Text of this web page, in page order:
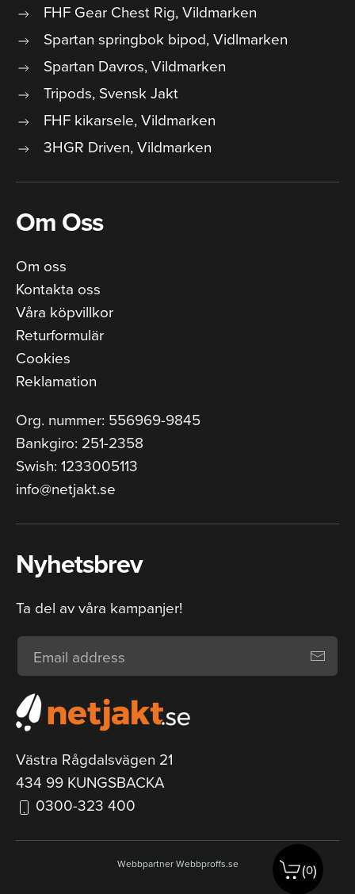
FHF Gear Chest Rig, Vildmarken
Spartan springbok bipod, Vidlmarken
Spartan Davros, Vildmarken
Tripods, Svensk Jakt
FHF kikarsele, Vildmarken
3HGR Driven, Vildmarken
Om Oss
Om oss
Kontakta oss
Våra köpvillkor
Returformulär
Cookies
Reklamation
Org. nummer: 556969-9845
Bankgiro: 251-2358
Swish: 1233005113
info@netjakt.se
Nyhetsbrev
Ta del av våra kampanjer!
Västra Rågdalsvägen 21
434 99 KUNGSBACKA
0300-323 400
WebbpartnerWebbproffs.se (0)